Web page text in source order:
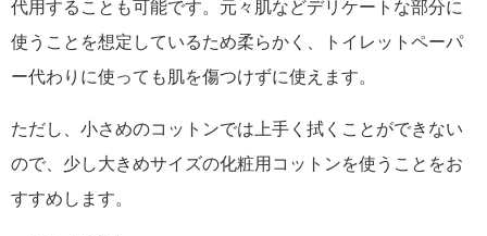
代用することも可能です。元々肌などデリケートな部分に
使うことを想定しているため柔らかく、トイレットペーパ
ー代わりに使っても肌を傷つけずに使えます。
ただし、小さめのコットンでは上手く拭くことができない
ので、少し大きめサイズの化粧用コットンを使うことをお
すすめします。